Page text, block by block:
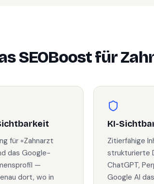
SEOBoost für
für «Zahnarzt
das Google-
—
dort, wo in
KI-
Zitierfähige
strukturierte
ChatGPT,
Google AI